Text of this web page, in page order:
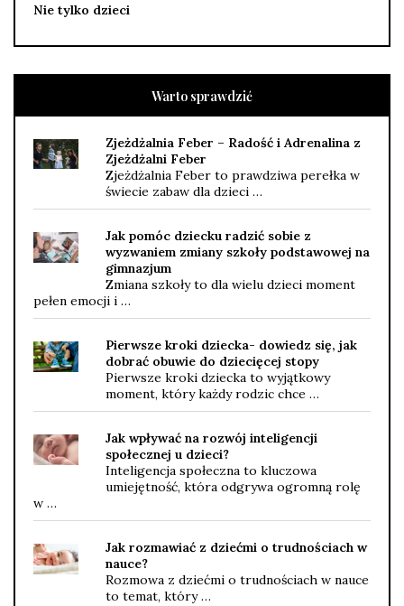
Nie tylko dzieci
Warto sprawdzić
Zjeżdżalnia Feber – Radość i Adrenalina z
Zjeżdżalni Feber
Zjeżdżalnia Feber to prawdziwa perełka w
świecie zabaw dla dzieci …
Jak pomóc dziecku radzić sobie z
wyzwaniem zmiany szkoły podstawowej na
gimnazjum
Zmiana szkoły to dla wielu dzieci moment
pełen emocji i …
Pierwsze kroki dziecka- dowiedz się, jak
dobrać obuwie do dziecięcej stopy
Pierwsze kroki dziecka to wyjątkowy
moment, który każdy rodzic chce …
Jak wpływać na rozwój inteligencji
społecznej u dzieci?
Inteligencja społeczna to kluczowa
umiejętność, która odgrywa ogromną rolę
w …
Jak rozmawiać z dziećmi o trudnościach w
nauce?
Rozmowa z dziećmi o trudnościach w nauce
to temat, który …